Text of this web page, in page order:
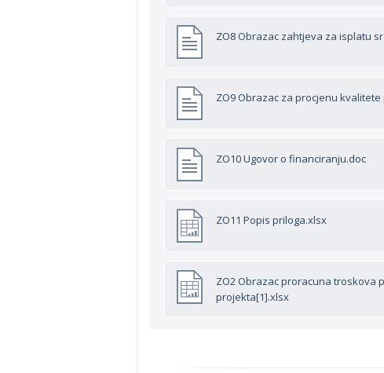
ZO8 Obrazac zahtjeva za isplatu
ZO9 Obrazac za procjenu
ZO10 Ugovor o financiranju.doc
ZO11 Popis priloga.xlsx
ZO2 Obrazac proracuna troskova
projekta[1].xlsx